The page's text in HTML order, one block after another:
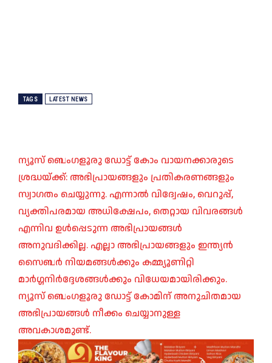
TAGS LATEST NEWS
ന്യൂസ് ബെംഗളൂരു ഡോട്ട് കോം വായനക്കാരുടെ
ശ്രദ്ധയ്ക്ക്: അഭിപ്രായങ്ങളും പ്രതികരണങ്ങളും
സ്വാഗതം ചെയ്യുന്നു. എന്നാൽ വിദ്വേഷം, വെറുപ്പ്,
വ്യക്തിപരമായ അധിക്ഷേപം, തെറ്റായ വിവരങ്ങൾ
എന്നിവ ഉൾപ്പെടുന്ന അഭിപ്രായങ്ങൾ
അനുവദിക്കില്ല. എല്ലാ അഭിപ്രായങ്ങളും ഇന്ത്യൻ
സൈബർ നിയമങ്ങൾക്കും കമ്മ്യൂണിറ്റി
മാർഗ്ഗനിർദ്ദേശങ്ങൾക്കും വിധേയമായിരിക്കും.
ന്യൂസ് ബെംഗളൂരു ഡോട്ട് കോമിന് അനുചിതമായ
അഭിപ്രായങ്ങൾ നീക്കം ചെയ്യാനുള്ള
അവകാശമുണ്ട്.